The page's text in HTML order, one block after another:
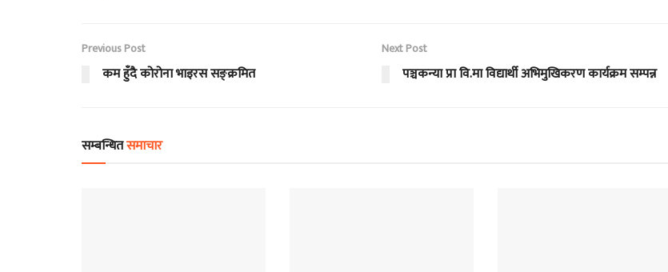
Previous Post
कम हुँदै कोरोना भाइरस सङ्क्रमित
Next Post
पञ्चकन्या प्रा वि.मा विद्यार्थी अभिमुखिकरण कार्यक्रम सम्पन्न
सम्बन्धितसमाचार